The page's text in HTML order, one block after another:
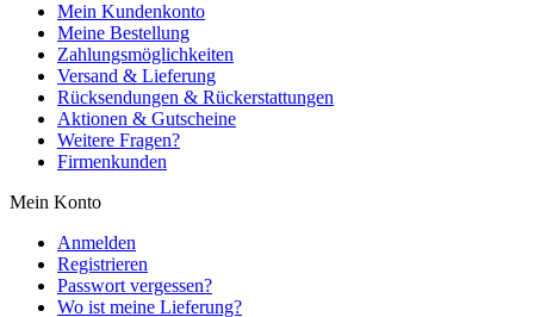
Mein Kundenkonto
Meine Bestellung
Zahlungsmöglichkeiten
Versand & Lieferung
Rücksendungen & Rückerstattungen
Aktionen & Gutscheine
Weitere Fragen?
Firmenkunden
Mein Konto
Anmelden
Registrieren
Passwort vergessen?
Wo ist meine Lieferung?